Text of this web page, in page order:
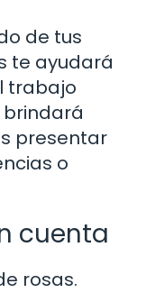
de tus
te ayudará
trabajo
brindará
presentar
o
cuenta
rosas.